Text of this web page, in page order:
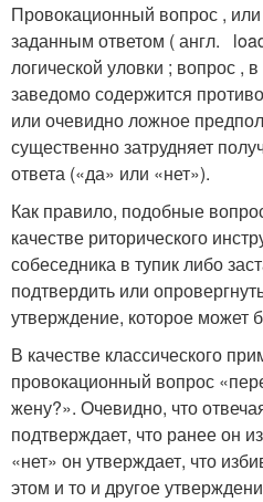
Провокационный вопрос ,
заданным ответом ( англ.
логической уловки ; вопрос ,
заведомо содержится
или очевидно ложное
существенно затрудняет
ответа («да» или «нет»).
Как правило, подобные
качестве риторического
собеседника в тупик либо
подтвердить или
утверждение, которое может
В качестве классического
провокационный вопрос
жену?». Очевидно, что
подтверждает, что ранее он
«нет» он утверждает, что
этом и то и другое